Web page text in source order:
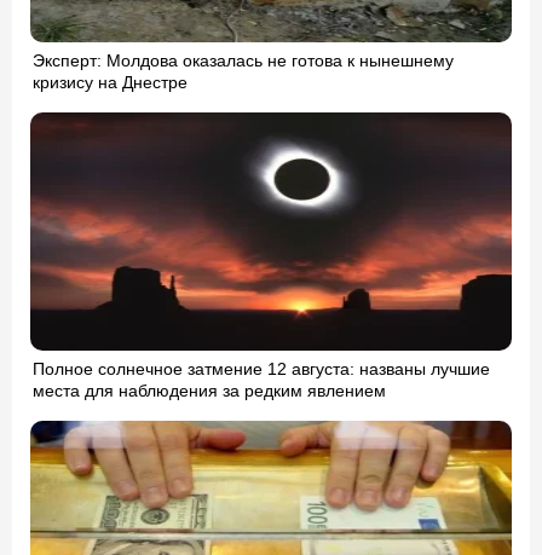
Эксперт: Молдова оказалась не готова к нынешнему
кризису на Днестре
Полное солнечное затмение 12 августа: названы лучшие
места для наблюдения за редким явлением